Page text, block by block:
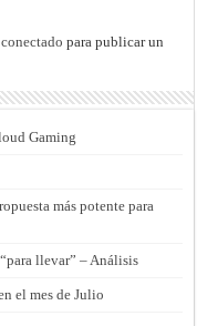
conectado para publicar un
Gaming
más potente para
llevar” – Análisis
el mes de Julio